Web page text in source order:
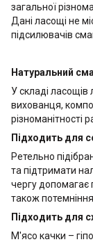
загальної
Дані ласощі не
підсилювачів
Натуральний
У складі ласощів
вихованця,
різноманітності
Підходить для
Ретельно
та підтримати
чергу допомагає
також
Підходить для
М'ясо качки –